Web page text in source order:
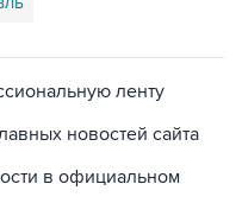
ленту
новостей сайта
в официальном